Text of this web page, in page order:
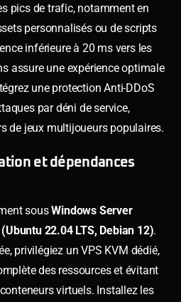
pics de trafic, notamment en
personnalisés ou de scripts
inférieure à 20 ms vers les
assure une expérience optimale
une protection Anti-DDoS
par déni de service,
de jeux multijoueurs populaires.
et dépendances
sousWindows Server
22.04 LTS, Debian 12).
privilégiez un VPS KVM dédié,
des ressources et évitant
virtuels. Installez les